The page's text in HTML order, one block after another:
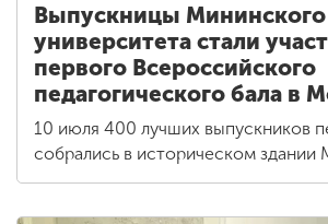
Выпускницы Мининского
университета стали
первого Всероссийского
педагогического бала в
10 июля 400 лучших выпускников
собрались в историческом здании